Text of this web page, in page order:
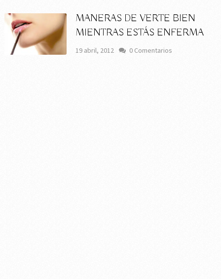
MANERAS DE VERTE BIEN
MIENTRAS ESTÁS ENFERMA
19 abril, 2012 0 Comentarios